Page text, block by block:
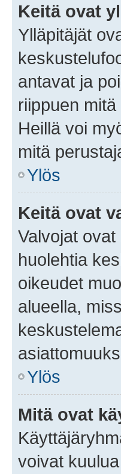
Keitä ovat
Ylläpitäjät
antavat ja
riippuen
Heillä voi
mitä
Ylös
Keitä ovat
Valvojat
huolehtia
oikeudet
alueella,
Ylös
Mitä ovat
voivat